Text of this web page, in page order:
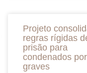
Projeto
regras rígidas
prisão para
condenados
graves